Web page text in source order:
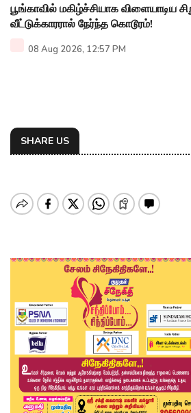
பூங்காவில் மகிழ்ச்சியாக விளையாடிய
வீட்டுக்காரரால் நேர்ந்த கொடூரம்!
08 Aug 2026, 12:57 PM
SHARE US